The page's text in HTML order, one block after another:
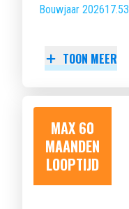
Bouwjaar 2026
TOON MEER
MAX 60
MAANDEN
LOOPTIJD